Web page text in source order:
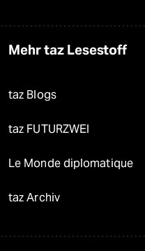
Mehr taz Lesestoff
taz Blogs
taz FUTURZWEI
Le Monde diplomatique
taz Archiv